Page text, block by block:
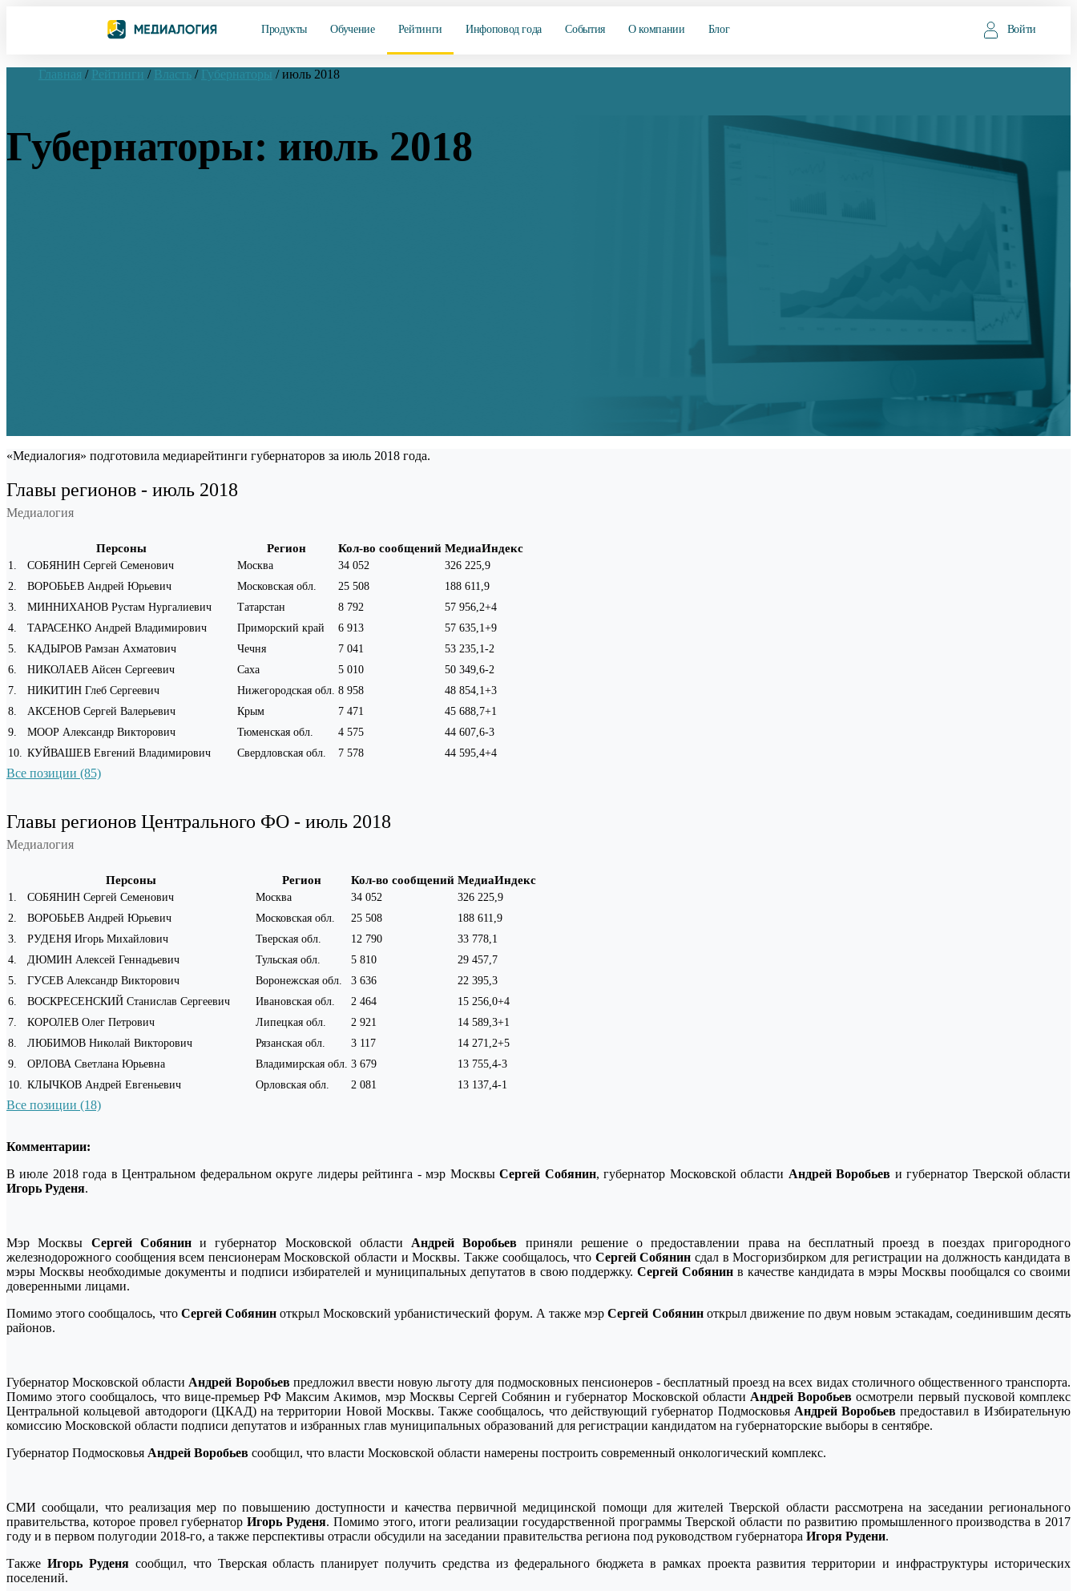
Продукты Обучение Рейтинги Инфоповод года События О компании Блог Войти
Главная / Рейтинги / Власть / Губернаторы / июль 2018
Губернаторы: июль 2018
«Медиалогия» подготовила медиарейтинги губернаторов за июль 2018 года.
Главы регионов - июль 2018
Медиалогия
Персоны Регион Кол-во сообщений МедиаИндекс
1 СОБЯНИН Сергей Семенович Москва 34 052
326 225,9
2
ВОРОБЬЕВ Андрей Юрьевич Московская обл. 25 508
188 611,9
3
МИННИХАНОВ Рустам Нургалиевич Татарстан 8 792 57 956,2+4
4
ТАРАСЕНКО Андрей Владимирович Приморский край 6 913 57 635,1 +9
5
КАДЫРОВ Рамзан Ахматович Чечня 7 041 53 235,1 -2
6
НИКОЛАЕВ Айсен Сергеевич Саха 5 010 50 349,6-2
7
НИКИТИН Глеб Сергеевич Нижегородская обл. 8 958 48 854,1 +3
8
АКСЕНОВ Сергей Валерьевич Крым 7 471 45 688,7+1
9
МООР Александр Викторович Тюменская обл. 4 575 44 607,6-3
10
КУЙВАШЕВ Евгений Владимирович Свердловская обл. 7 578 44 595,4+4
Все позиции (85)
Главы регионов Центрального ФО - июль 2018
Медиалогия
Персоны Регион Кол-во сообщений МедиаИндекс
1 СОБЯНИН Сергей Семенович Москва 34 052
326 225,9
2
ВОРОБЬЕВ Андрей Юрьевич Московская обл. 25 508
188 611,9
3
РУДЕНЯ Игорь Михайлович Тверская обл. 12 790
33 778,1
4
ДЮМИН Алексей Геннадьевич Тульская обл. 5 810
29 457,7
5
ГУСЕВ Александр Викторович Воронежская обл. 3 636
22 395,3
6
ВОСКРЕСЕНСКИЙ Станислав Сергеевич Ивановская обл. 2 464 15 256,0+4
7
КОРОЛЕВ Олег Петрович Липецкая обл. 2 921 14 589,3+1
8
ЛЮБИМОВ Николай Викторович Рязанская обл. 3 117 14 271,2+5
9
ОРЛОВА Светлана Юрьевна Владимирская обл. 3 679 13 755,4-3
10
КЛЫЧКОВ Андрей Евгеньевич Орловская обл. 2 081 13 137,4-1
Все позиции (18)
Комментарии:
В июле 2018 года в Центральном федеральном округе лидеры рейтинга - мэр МосквыСергей Собянин, губернатор Московской области Андрей Воробьев и губернатор Тверской области
Игорь Руденя.
Мэр Москвы Сергей Собянини губернатор Московской области Андрей Воробьев приняли решение о предоставлении права на бесплатный проезд в поездах пригородного
железнодорожного сообщения всем пенсионерам Московской области и Москвы. Также сообщалось, что Сергей Собянин сдал в Мосгоризбирком для регистрации на должность кандидата в
мэры Москвы необходимые документы и подписи избирателей и муниципальных депутатов в свою поддержку.Сергей Собянин в качестве кандидата в мэры Москвы пообщался со своими
доверенными лицами.
Помимо этого сообщалось, что Сергей Собяниноткрыл Московский урбанистический форум. А также мэрСергей Собяниноткрыл движение по двум новым эстакадам, соединившим десять
районов.
Губернатор Московской области Андрей Воробьевпредложил ввести новую льготу для подмосковных пенсионеров - бесплатный проезд на всех видах столичного общественного транспорта.
Помимо этого сообщалось, что вице-премьер РФ Максим Акимов, мэр Москвы Сергей Собянин и губернатор Московской области Андрей Воробьев осмотрели первый пусковой комплекс
Центральной кольцевой автодороги (ЦКАД) на территории Новой Москвы. Также сообщалось, что действующий губернатор Подмосковья Андрей Воробьев предоставил в Избирательную
комиссию Московской области подписи депутатов и избранных глав муниципальных образований для регистрации кандидатом на губернаторские выборы в сентябре.
Губернатор Подмосковья Андрей Воробьев сообщил, что власти Московской области намерены построить современный онкологический комплекс.
СМИ сообщали, что реализация мер по повышению доступности и качества первичной медицинской помощи для жителей Тверской области рассмотрена на заседании регионального
правительства, которое провел губернаторИгорь Руденя. Помимо этого, итоги реализации государственной программы Тверской области по развитию промышленного производства в 2017
году и в первом полугодии 2018-го, а также перспективы отрасли обсудили на заседании правительства региона под руководством губернатора Игоря Рудени.
Также Игорь Руденясообщил, что Тверская область планирует получить средства из федерального бюджета в рамках проекта развития территории и инфраструктуры исторических
поселений.